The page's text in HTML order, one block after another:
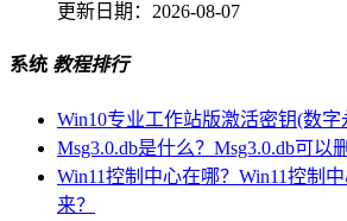
更新日期： 2026-08-07
系统 教程排行
Win10专业工作站版激活密钥(数
Msg3.0.db是什么？Msg3.0.db可以
Win11控制中心在哪？Win11控制
来？